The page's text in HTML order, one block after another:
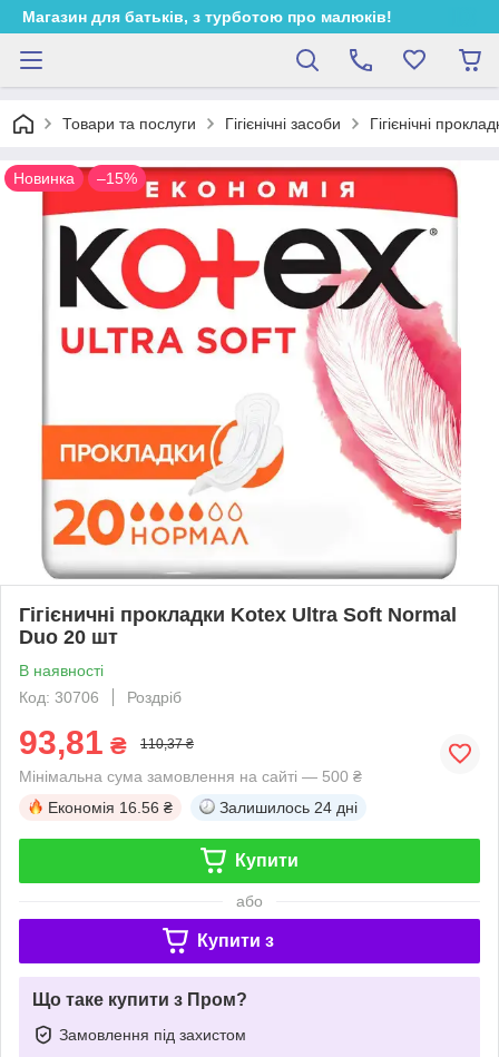
Магазин для батьків, з турботою про малюків!
Товари та послуги Гігієнічні засоби Гігієнічні
Новинка –15%
Гігієничні прокладки Kotex Ultra Soft Normal
Duo 20 шт
В наявності
Код: 30706
Роздріб
93,81 ₴ 110,37 ₴
Мінімальна сума замовлення на сайті — 500 ₴
Економія 16.56 ₴ Залишилось 24 дні
Купити
або
Купити з
Що таке купити з Пром?
Замовлення під захистом